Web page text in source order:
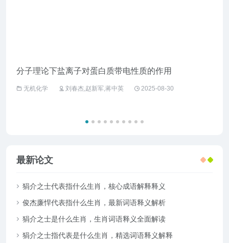
分子理论下盐离子对蛋白质带电性质的作用
无机化学 刘春杰,赵新军,蒋中英 2025-08-30
最新论文
狷介之士代表指什么生肖，核心成语解释释义
俊杰廉悍代表指什么生肖，最新词语释义解析
狷介之士是什么生肖，生肖词语释义全面解读
狷介之士指代表是什么生肖，精选词语释义解释